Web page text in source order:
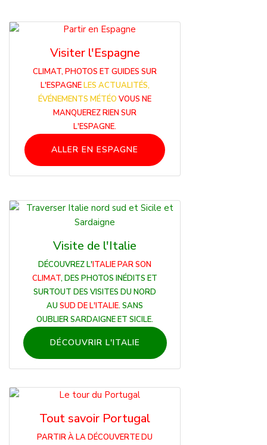
Visiter l'Espagne
CLIMAT, PHOTOS ET GUIDES SUR
L'ESPAGNELES ACTUALITÉS,
ÉVÉNEMENTS MÉTÉO VOUS NE
MANQUEREZ RIEN SUR
L'ESPAGNE.
ALLER EN ESPAGNE
Visite de l'Italie
DÉCOUVREZ L'ITALIE PAR SON
CLIMAT, DES PHOTOS INÉDITS ET
SURTOUT DES VISITES DU NORD
AU SUD DE L'ITALIE. SANS
OUBLIER SARDAIGNE ET SICILE.
DÉCOUVRIR L'ITALIE
Tout savoir Portugal
PARTIR À LA DÉCOUVERTE DU